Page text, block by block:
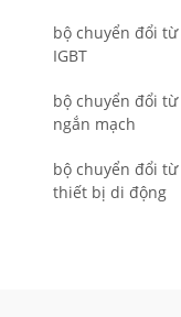
bộ chuyển đổi
IGBT
bộ chuyển đổi
ngắn mạch
bộ chuyển đổi
thiết bị di động